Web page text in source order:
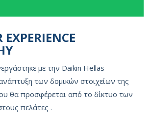
EXPERIENCE
με την Daikin Hellas
των δομικών στοιχείων της
θα προσφέρεται από το δίκτυο των
πελάτες .